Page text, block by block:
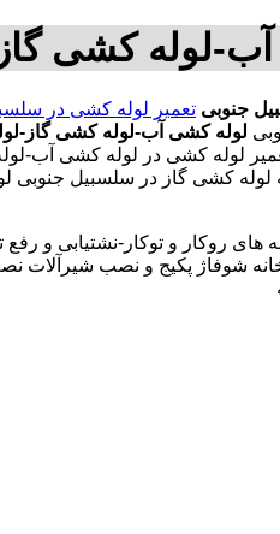
لوله کشی
جنوبی تعمیر لوله کشی در
لوله کشی آب-لوله کشی گاز-
لوله کشی در لوله کشی آب-
کشی گاز در سلسبیل
روکار و توکار-نشتیابی و
شوفاژ پکیج و نصب شیرآلات